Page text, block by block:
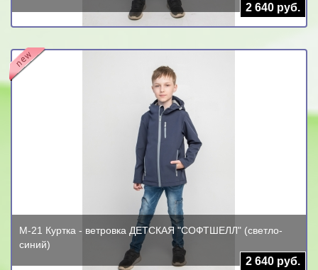
2 640 руб.
М-21 Куртка - ветровка ДЕТСКАЯ "СОФТШЕЛЛ" (светло-
синий)
2 640 руб.